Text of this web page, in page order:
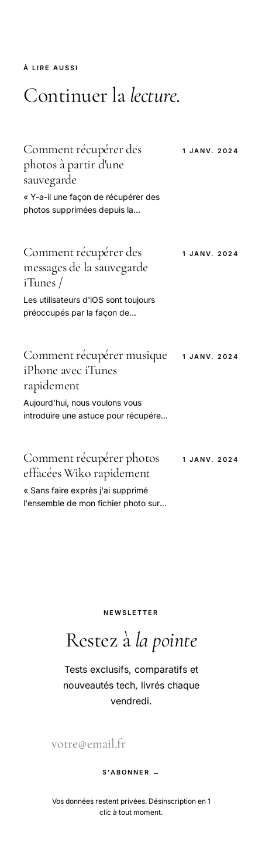
À LIRE AUSSI
Continuer la lecture.
Comment récupérer des
photos à partir d'une
sauvegarde
« Y-a-il une façon de récupérer des
photos supprimées depuis la
1 JANV. 2024
Comment récupérer des
messages de la sauvegarde
iTunes /
Les utilisateurs d'iOS sont toujours
préoccupés par la façon de
1 JANV. 2024
Comment récupérer musique
iPhone avec iTunes
rapidement
Aujourd'hui, nous voulons vous
introduire une astuce pour récupérer
envoûte.
1 JANV. 2024
Comment récupérer photos
effacées Wiko rapidement
« Sans faire exprès j'ai supprimé
l'ensemble de mon fichier photo sur le
1 JANV. 2024
NEWSLETTER
Restez à la pointe
Tests exclusifs, comparatifs et
nouveautés tech, livrés chaque
vendredi.
S'ABONNER →
Vos données restent privées. Désinscription en 1
clic à tout moment.